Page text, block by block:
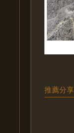
推薦分享